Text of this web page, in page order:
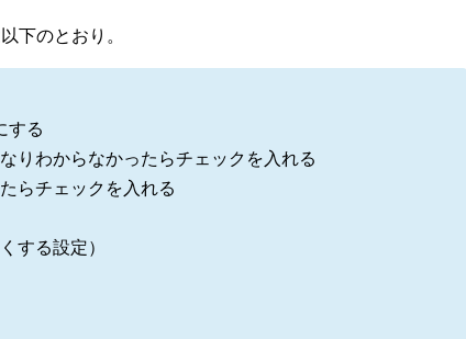
下のとおり。
する
りわからなかったらチェックを入れる
らチェックを入れる
する設定）